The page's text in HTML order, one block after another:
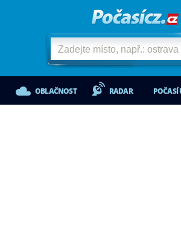
OBLAČNOST RADAR POČASÍ